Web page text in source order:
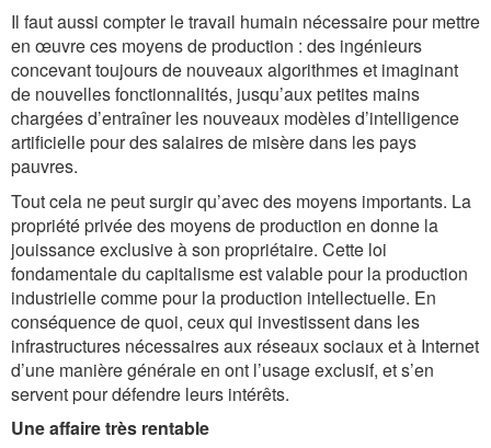
Il faut aussi compter le travail humain nécessaire pour mettre
en œuvre ces moyens de production : des ingénieurs
concevant toujours de nouveaux algorithmes et imaginant
de nouvelles fonctionnalités, jusqu’aux petites mains
chargées d’entraîner les nouveaux modèles d’intelligence
artificielle pour des salaires de misère dans les pays
pauvres.
Tout cela ne peut surgir qu’avec des moyens importants. La
propriété privée des moyens de production en donne la
jouissance exclusive à son propriétaire. Cette loi
fondamentale du capitalisme est valable pour la production
industrielle comme pour la production intellectuelle. En
conséquence de quoi, ceux qui investissent dans les
infrastructures nécessaires aux réseaux sociaux et à Internet
d’une manière générale en ont l’usage exclusif, et s’en
servent pour défendre leurs intérêts.
Une affaire très rentable